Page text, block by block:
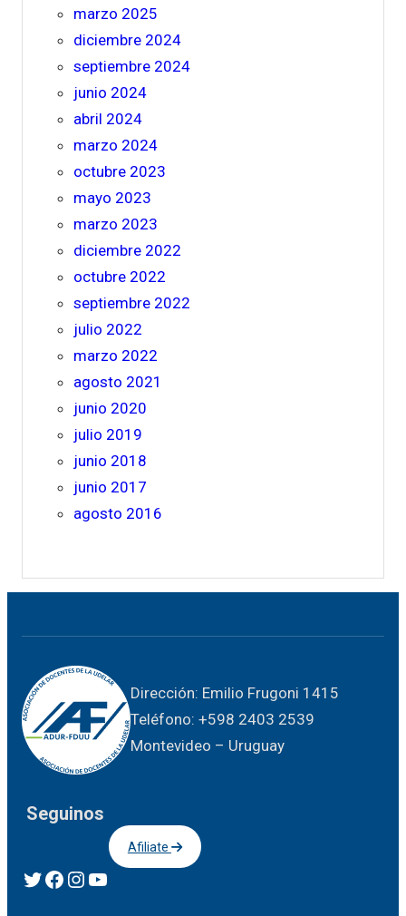
marzo 2025
diciembre 2024
septiembre 2024
junio 2024
abril 2024
marzo 2024
octubre 2023
mayo 2023
marzo 2023
diciembre 2022
octubre 2022
septiembre 2022
julio 2022
marzo 2022
agosto 2021
junio 2020
julio 2019
junio 2018
junio 2017
agosto 2016
Dirección: Emilio Frugoni 1415
Teléfono: +598 2403 2539
Montevideo – Uruguay
Seguinos
Twitter
Facebook
Instagram
YouTube
Afiliate